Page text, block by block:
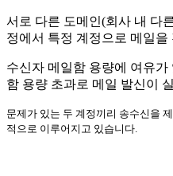
서로 다른 도메인(회사 내 다
정에서 특정 계정으로 메일을
수신자 메일함 용량에 여유
함 용량 초과로 메일 발신이
문제가 있는 두 계정끼리 송수신을
적으로 이루어지고 있습니다.